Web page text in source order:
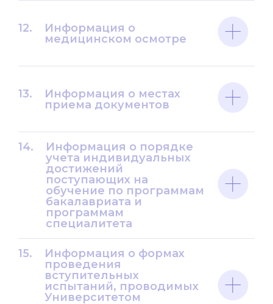
12.
Информация о
медицинском осмотре
13.
Информация о местах
приема документов
14.
Информация о порядке
учета индивидуальных
достижений
поступающих на
обучение по программам
бакалавриата и
программам
специалитета
15.
Информация о формах
проведения
вступительных
испытаний, проводимых
Университетом